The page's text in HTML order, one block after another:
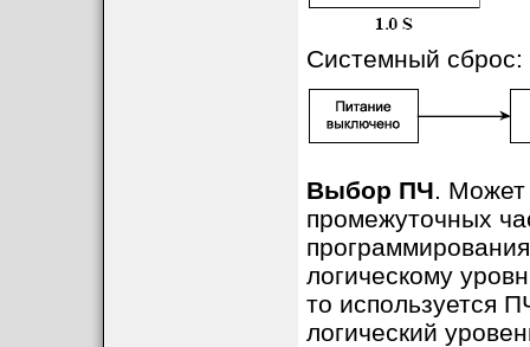
Системный сброс:
Выбор ПЧ. Может
промежуточных
логическому
то используется
логический